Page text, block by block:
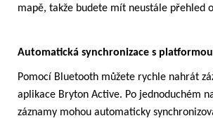
mapě, takže budete mít neustále přehled
Automatická synchronizace s
Pomocí Bluetooth můžete rychle nahrát
aplikace Bryton Active. Po jednoduchém
záznamy mohou automaticky